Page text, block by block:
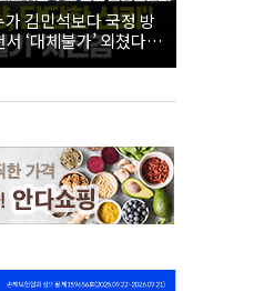
김민석보다 국정 방
‘대체불가’ 외쳤다 |
대표·최고위원 후